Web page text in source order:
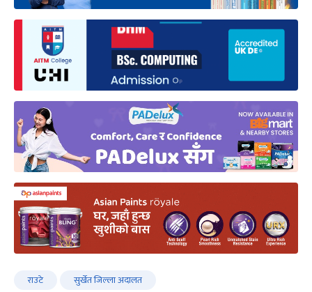
राउटे सुर्खेत जिल्ला अदालत